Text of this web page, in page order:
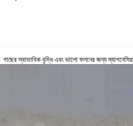
গাছের স্বাভাবিক বৃদ্ধি এবং ভালো ফলনের জন্য